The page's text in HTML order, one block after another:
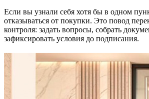
Если вы узнали себя хотя бы в одном
отказываться от покупки. Это повод
контроля: задать вопросы, собрать
зафиксировать условия до подписания.